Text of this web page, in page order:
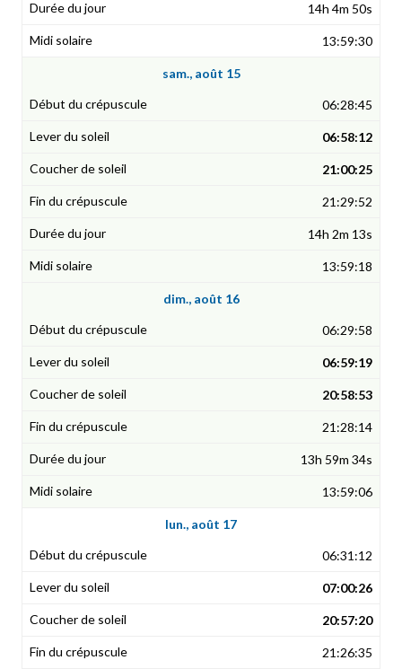
14h 4m 50s
13:59:30
sam., août 15
06:28:45
06:58:12
21:00:25
21:29:52
14h 2m 13s
13:59:18
dim., août 16
06:29:58
06:59:19
20:58:53
21:28:14
13h 59m 34s
13:59:06
lun., août 17
06:31:12
07:00:26
20:57:20
21:26:35